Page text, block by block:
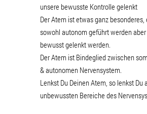
unsere bewusste Kontrolle gelenkt
Der Atem ist etwas ganz besonderes,
sowohl autonom geführt werden
bewusst gelenkt werden.
Der Atem ist Bindeglied zwischen
& autonomen Nervensystem.
Lenkst Du Deinen Atem, so lenkst Du
unbewussten Bereiche des